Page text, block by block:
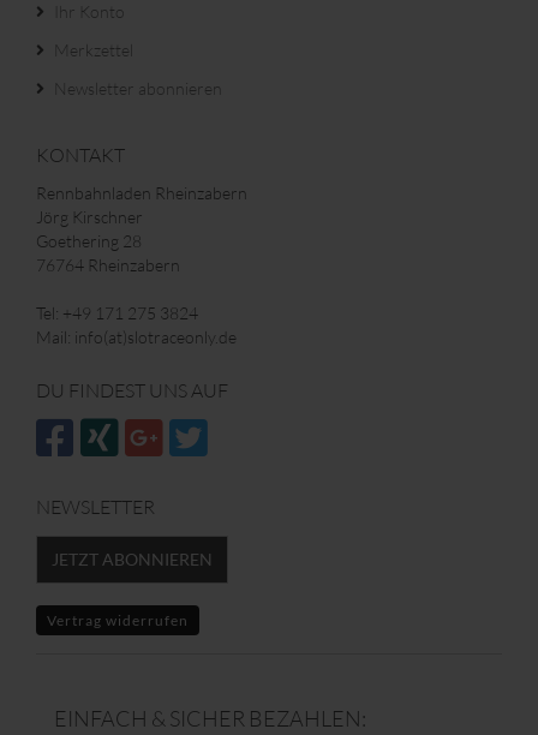
Ihr Konto
Merkzettel
Newsletter abonnieren
KONTAKT
Rennbahnladen Rheinzabern
Jörg Kirschner
Goethering 28
76764 Rheinzabern
Tel: +49 171 275 3824
Mail: info(at)slotraceonly.de
DU FINDEST UNS AUF
NEWSLETTER
JETZT ABONNIEREN
Vertrag widerrufen
EINFACH & SICHER BEZAHLEN: